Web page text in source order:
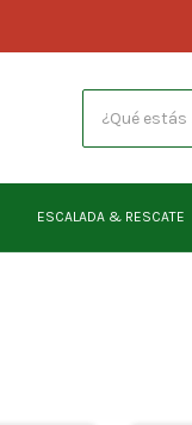
ESCALADA & RESCATE